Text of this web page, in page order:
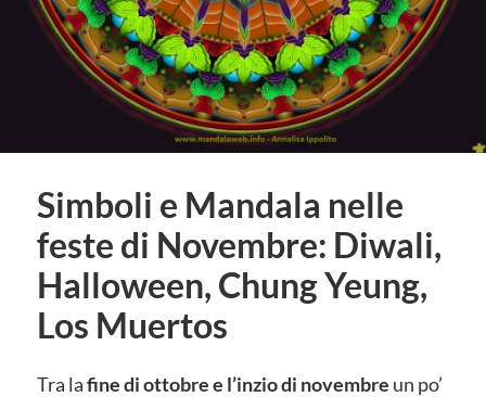
Simboli e Mandala nelle
feste di Novembre: Diwali,
Halloween, Chung Yeung,
Los Muertos
Tra lafine di ottobre e l’inzio di novembre un po’